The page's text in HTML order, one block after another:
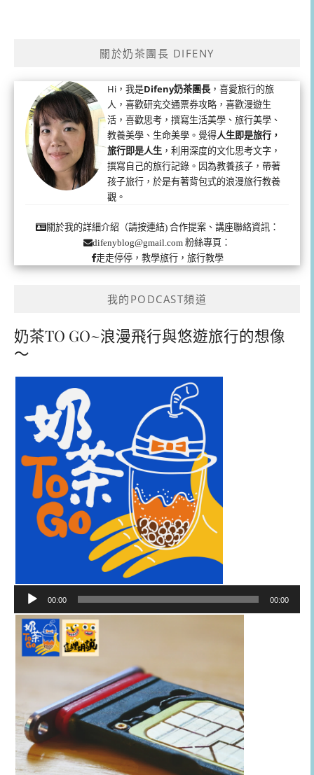
關於奶茶團長 DIFENY
Hi，我是Difeny奶茶團長 ，喜愛旅行的旅
人，喜歡研究交通票券攻略，喜歡漫遊生
活，喜歡思考，撰寫生活美學、旅行美學、
教養美學、生命美學。覺得人生即是旅行，
旅行即是人生 ，利用深度的文化思考文字，
撰寫自己的旅行記錄。因為教養孩子，帶著
孩子旅行，於是有著背包式的浪漫旅行教養
觀。
關於我的詳細介紹（請按連結)合作提案、講座聯絡資訊：
difenyblog@gmail.com 粉絲專頁：
走走停停，教學旅行，旅行教學
我的PODCAST頻道
奶茶TO GO~浪漫飛行與悠遊旅行的想像
～
播
器
00:00 00:00